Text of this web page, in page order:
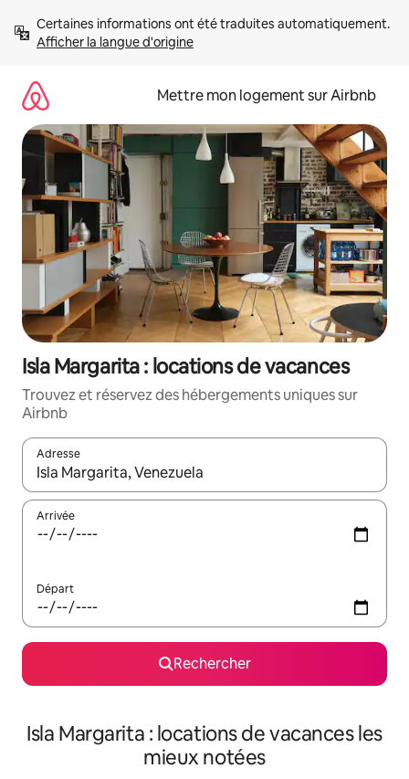
directement
Afficher la langue d'origine
Mettre mon logement sur Airbnb
Isla Margarita : locations de vacances
Trouvez et réservez des hébergements uniques sur
Airbnb
Adresse
Lorsque les résultats s'affichent, utilisez les flèches vers le
Arrivée
Départ
Rechercher
Isla Margarita : locations de vacances les
mieux notées